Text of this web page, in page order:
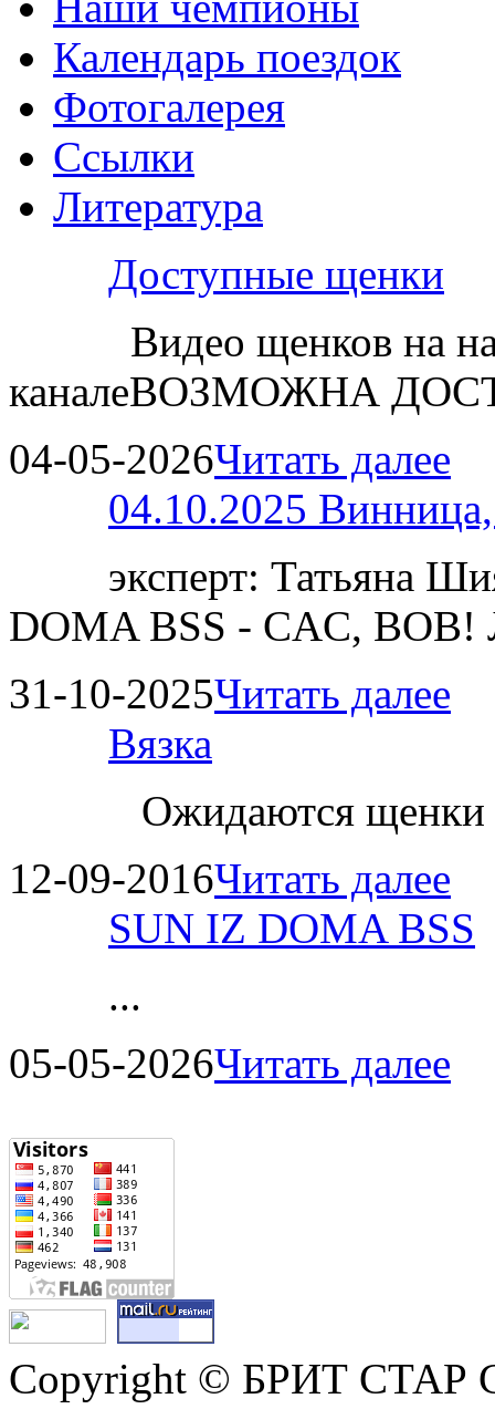
Календарь поездок
Фотогалерея
Ссылки
Литература
Доступные щенки
Видео щенков на
каналеВОЗМОЖНА
04-05-2026Читать далее
04.10.2025
эксперт: Татьяна
DOMA BSS - CAC,
31-10-2025Читать далее
Вязка
Ожидаются
12-09-2016Читать далее
SUN IZ DOMA BSS
...
05-05-2026Читать далее
Copyright © БРИТ СТАР